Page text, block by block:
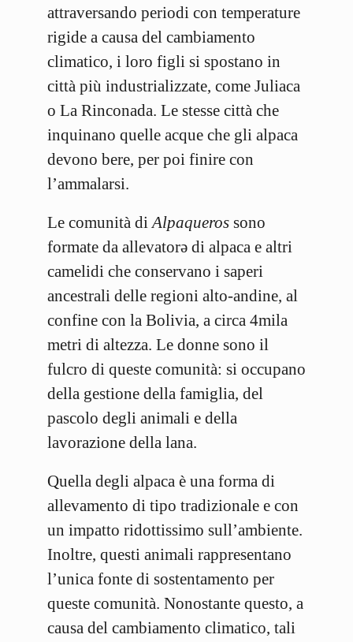
attraversando periodi con temperature
rigide a causa del cambiamento
climatico, i loro figli si spostano in
città più industrializzate, come Juliaca
o La Rinconada. Le stesse città che
inquinano quelle acque che gli alpaca
devono bere, per poi finire con
l’ammalarsi.
Le comunità diAlpaqueros sono
formate da allevatorə di alpaca e altri
camelidi che conservano i saperi
ancestrali delle regioni alto-andine, al
confine con la Bolivia, a circa 4mila
metri di altezza. Le donne sono il
fulcro di queste comunità: si occupano
della gestione della famiglia, del
pascolo degli animali e della
lavorazione della lana.
Quella degli alpaca è una forma di
allevamento di tipo tradizionale e con
un impatto ridottissimo sull’ambiente.
Inoltre, questi animali rappresentano
l’unica fonte di sostentamento per
queste comunità. Nonostante questo, a
causa del cambiamento climatico, tali